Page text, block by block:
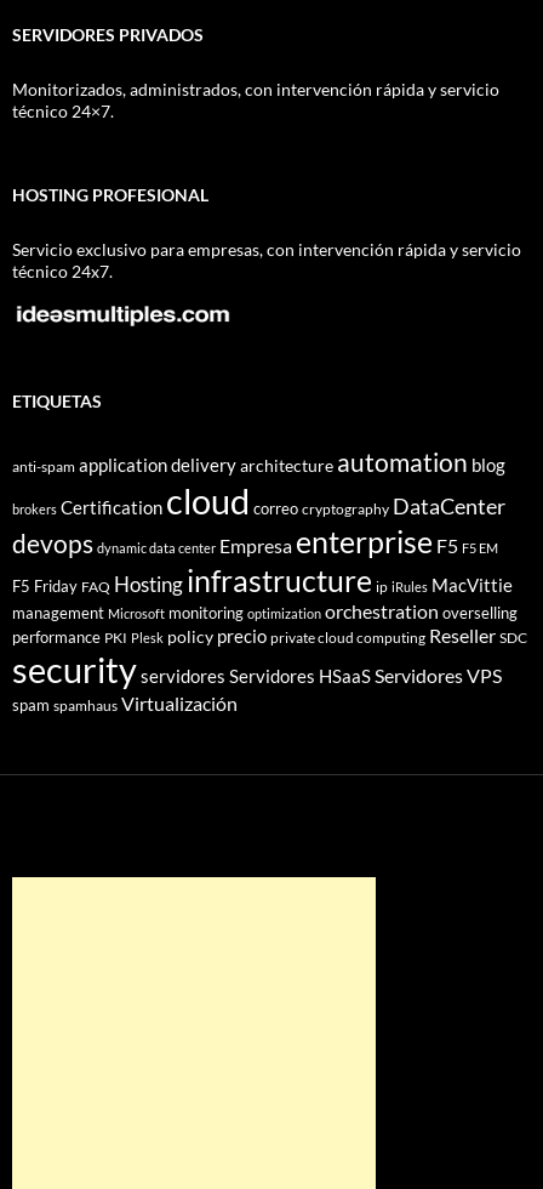
SERVIDORES PRIVADOS
Monitorizados, administrados, con intervención rápida y servicio
técnico 24×7.
HOSTING PROFESIONAL
Servicio exclusivo para empresas, con intervención rápida y servicio
técnico 24x7.
ETIQUETAS
anti-spam application deliveryarchitecture automation blog
brokers Certification cloud correo cryptography DataCenter
devops dynamic data center Empresa enterprise F5 F5 EM
F5 Friday FAQ Hostinginfrastructure ip iRules MacVittie
management Microsoft monitoring optimization orchestration overselling
performance PKI Plesk policy precio private cloud computing Reseller SDC
securityservidores Servidores HSaaSServidores VPS
spam spamhaus Virtualización